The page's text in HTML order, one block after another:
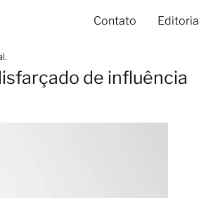
Contato Editoria
de influência